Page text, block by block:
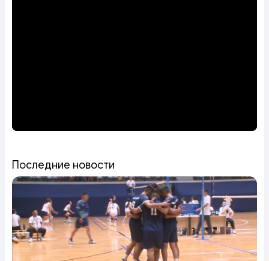
Последние новости